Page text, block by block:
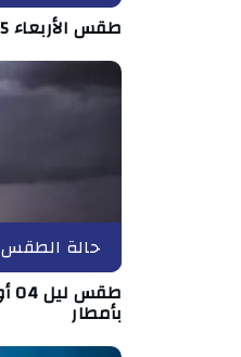
طقس الأربعاء 5 أوت 2026/ انخفاض نسبي للحرارة
حالة الطقس
بأمطار